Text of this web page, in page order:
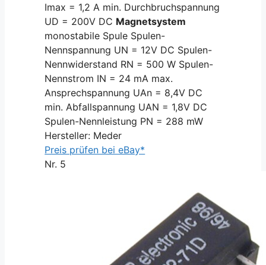
Imax = 1,2 A min. Durchbruchspannung
UD = 200V DC Magnetsystem
monostabile Spule Spulen-
Nennspannung UN = 12V DC Spulen-
Nennwiderstand RN = 500 W Spulen-
Nennstrom IN = 24 mA max.
Ansprechspannung UAn = 8,4V DC
min. Abfallspannung UAN = 1,8V DC
Spulen-Nennleistung PN = 288 mW
Hersteller: Meder
Preis prüfen bei eBay*
Nr. 5